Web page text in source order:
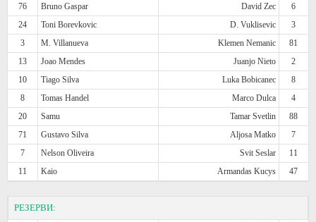
76
Bruno Gaspar David Zec
6
24
Toni Borevkovic D. Vuklisevic
3
3
M. Villanueva Klemen Nemanic
81
13
Joao Mendes Juanjo Nieto
2
10
Tiago Silva Luka Bobicanec
8
8
Tomas Handel Marco Dulca
4
20
Samu Tamar Svetlin
88
71
Gustavo Silva Aljosa Matko
7
7
Nelson Oliveira Svit Seslar
11
11
Kaio Armandas Kucys 47
РЕЗЕРВИ: